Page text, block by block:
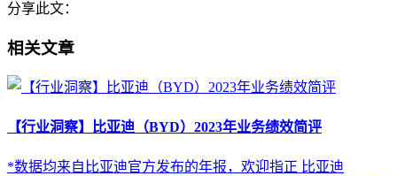
分享此文：
相关文章
【行业洞察】比亚迪（BYD）2023年业务绩效简评
*数据均来自比亚迪官方发布的年报，欢迎指正 比亚迪